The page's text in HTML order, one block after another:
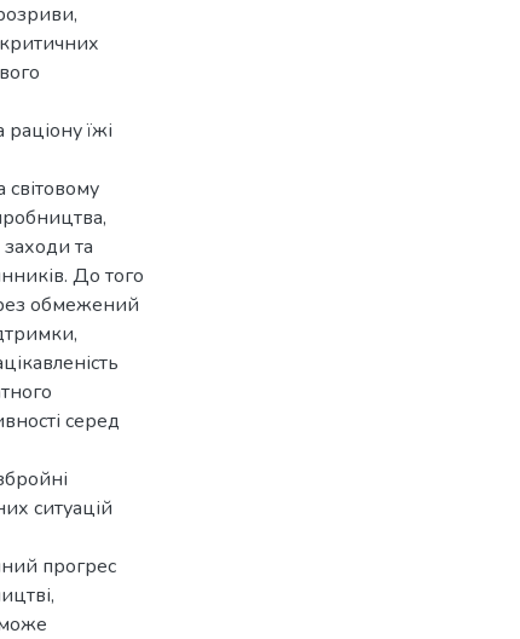
їжі
світовому
заходи та
До того
обмежений
серед
ситуацій
прогрес